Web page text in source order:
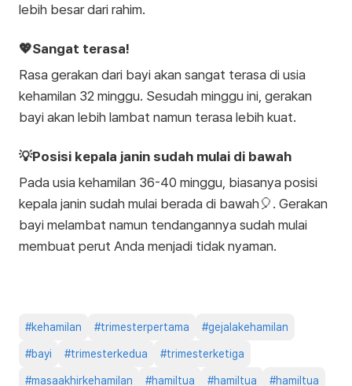
lebih besar dari rahim.
💖Sangat terasa!
Rasa gerakan dari bayi akan sangat terasa di usia
kehamilan 32 minggu. Sesudah minggu ini, gerakan
bayi akan lebih lambat namun terasa lebih kuat.
💡Posisi kepala janin sudah mulai di bawah
Pada usia kehamilan 36-40 minggu, biasanya posisi
kepala janin sudah mulai berada di bawah🎈. Gerakan
bayi melambat namun tendangannya sudah mulai
membuat perut Anda menjadi tidak nyaman.
#kehamilan #trimesterpertama #gejalakehamilan
#bayi #trimesterkedua #trimesterketiga
#masaakhirkehamilan #hamiltua #hamiltua #hamiltua